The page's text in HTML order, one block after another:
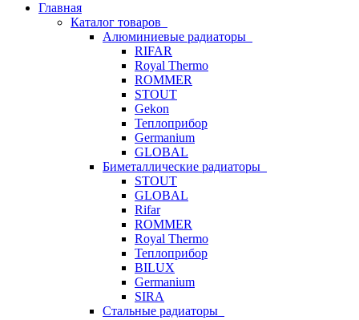
Главная
Каталог товаров
Алюминиевые радиаторы
RIFAR
Royal Thermo
ROMMER
STOUT
Gekon
Теплоприбор
Germanium
GLOBAL
Биметаллические радиаторы
STOUT
GLOBAL
Rifar
ROMMER
Royal Thermo
Теплоприбор
BILUX
Germanium
SIRA
Стальные радиаторы